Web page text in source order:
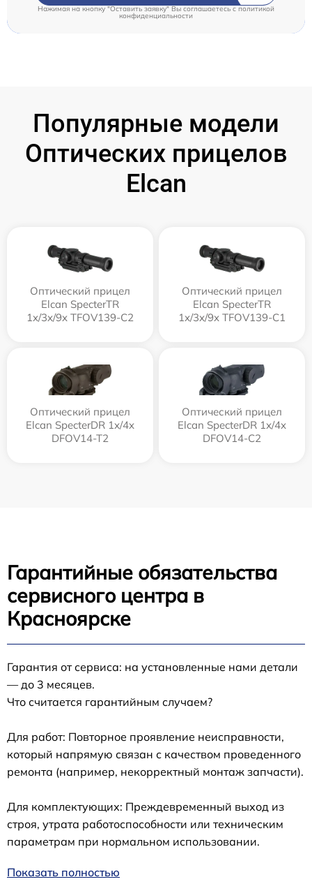
Нажимая на кнопку "Оставить заявку" Вы соглашаетесь c политикой
конфиденциальности
Популярные модели
Оптических прицелов
Elcan
Оптический прицел
Elcan SpecterTR
1x/3x/9x TFOV139-C2
Оптический прицел
Elcan SpecterTR
1x/3x/9x TFOV139-C1
Оптический прицел
Elcan SpecterDR 1x/4x
DFOV14-T2
Оптический прицел
Elcan SpecterDR 1x/4x
DFOV14-C2
Гарантийные обязательства
сервисного центра в
Красноярске
Гарантия от сервиса: на установленные нами детали
— до 3 месяцев.
Что считается гарантийным случаем?
Для работ: Повторное проявление неисправности,
который напрямую связан с качеством проведенного
ремонта (например, некорректный монтаж запчасти).
Для комплектующих: Преждевременный выход из
строя, утрата работоспособности или техническим
параметрам при нормальном использовании.
Показать полностью